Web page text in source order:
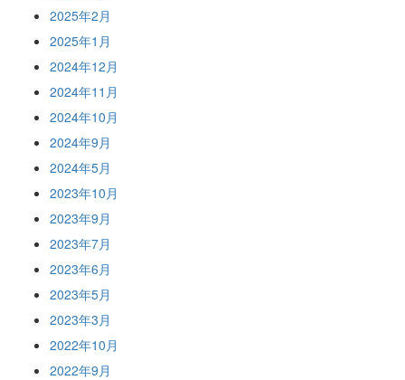
2025年2月
2025年1月
2024年12月
2024年11月
2024年10月
2024年9月
2024年5月
2023年10月
2023年9月
2023年7月
2023年6月
2023年5月
2023年3月
2022年10月
2022年9月